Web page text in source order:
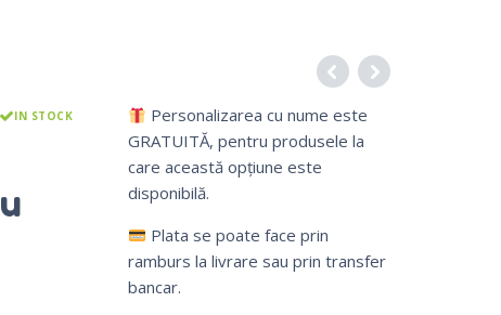
IN STOCK
Personalizarea cu nume este
GRATUITĂ, pentru produsele la
care această opțiune este
disponibilă.
Plata se poate face prin
ramburs la livrare sau prin transfer
bancar.